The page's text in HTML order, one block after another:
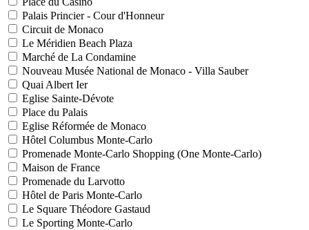
Palais Princier - Cour d'Honneur
Circuit de Monaco
Le Méridien Beach Plaza
Marché de La Condamine
Nouveau Musée National de Monaco - Villa Sauber
Quai Albert Ier
Eglise Sainte-Dévote
Place du Palais
Eglise Réformée de Monaco
Hôtel Columbus Monte-Carlo
Promenade Monte-Carlo Shopping (One Monte-Carlo)
Maison de France
Promenade du Larvotto
Hôtel de Paris Monte-Carlo
Le Square Théodore Gastaud
Le Sporting Monte-Carlo